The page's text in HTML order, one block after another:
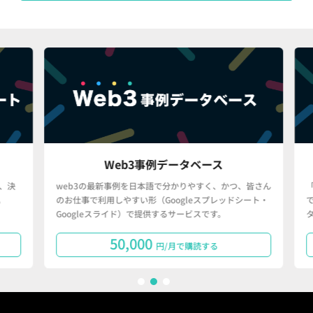
Web3事例データベース
web3の最新事例を日本語で分かりやすく、かつ、皆さん
のお仕事で利用しやすい形（Googleスプレッドシート・
Googleスライド）で提供するサービスです。
50,000 円/月で購読する